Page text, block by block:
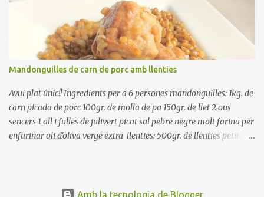
ben escorreguts, en un bol, amb la resta d'ingredients: les tomates,
el pebrot, la ceba, (escorreguda), les olives i la tonyina esmicolada.
Amaniu amb sal i oli... bon profit!!
Mandonguilles de carn de porc amb llenties
Avui plat únic!! Ingredients per a 6 persones mandonguilles: 1kg. de
carn picada de porc 100gr. de molla de pa 150gr. de llet 2 ous
sencers 1 all i fulles de julivert picat sal pebre negre molt farina per
enfarinar oli d'oliva verge extra llenties: 500gr. de llenties petites
entre 40 i 50 minuts. Poseu la carn picada en un bol i barregeu-la
Amb la tecnologia de Blogger